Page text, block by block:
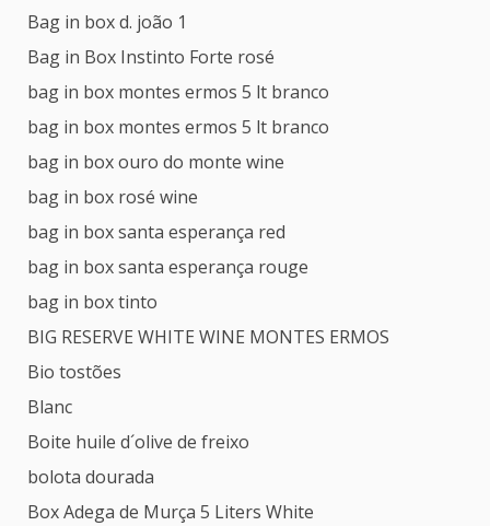
Bag in box d. joão 1
Bag in Box Instinto Forte rosé
bag in box montes ermos 5 lt branco
bag in box montes ermos 5 lt branco
bag in box ouro do monte wine
bag in box rosé wine
bag in box santa esperança red
bag in box santa esperança rouge
bag in box tinto
BIG RESERVE WHITE WINE MONTES ERMOS
Bio tostões
Blanc
Boite huile d´olive de freixo
bolota dourada
Box Adega de Murça 5 Liters White